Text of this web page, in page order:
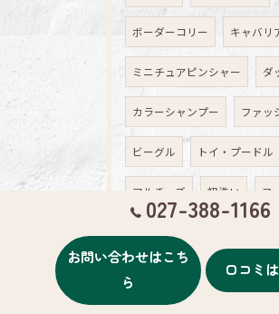
ボーダーコリー キャバリ
ミニチュアピンシャー ダ
カラーシャンプー ファッ
ビーグル トイ・プードル
マルチーズ 初洗い ヨ
フレンチブルドック
027-388-1166
お問い合わせはこち
ら
口コミ